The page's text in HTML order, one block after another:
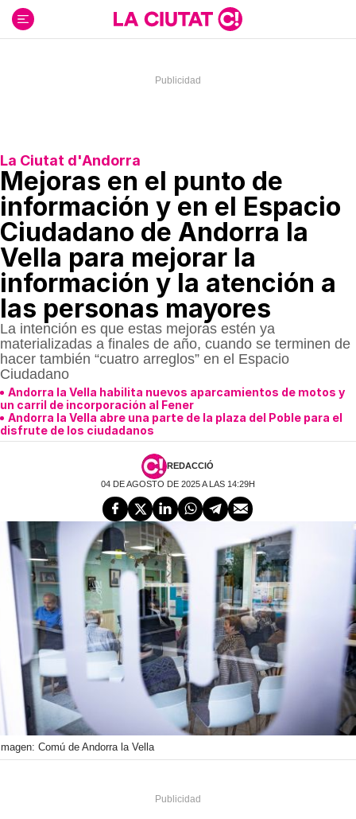
contenido
La Ciutat d'Andorra
Mejoras en el punto de
información y en el Espacio
Ciudadano de Andorra la
Vella para mejorar la
información y la atención a
las personas mayores
La intención es que estas mejoras estén ya
materializadas a finales de año, cuando se terminen de
hacer también “cuatro arreglos” en el Espacio
Ciudadano
Andorra la Vella habilita nuevos aparcamientos de motos y
un carril de incorporación al Fener
Andorra la Vella abre una parte de la plaza del Poble para el
disfrute de los ciudadanos
REDACCIÓ
04 DE AGOSTO DE 2025 A LAS 14:29H
Comú de Andorra la Vella